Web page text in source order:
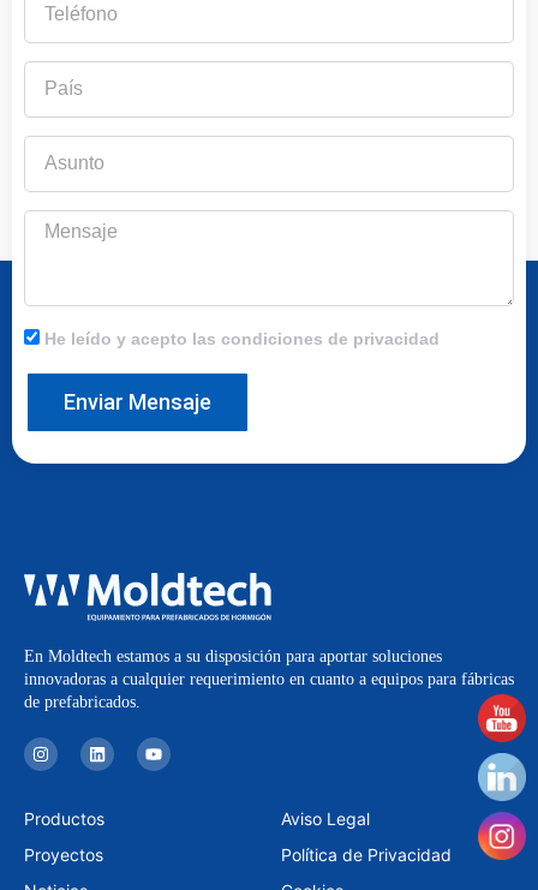
Mensaje
He leído y acepto las condiciones de privacidad
Enviar Mensaje
En Moldtech estamos a su disposición para aportar soluciones
innovadoras a cualquier requerimiento en cuanto a equipos para fábricas
de prefabricados.
I
n
s
a
g
a
L
i
n
e
d
n
Y
o
u
Productos
Proyectos
Aviso Legal
Política de Privacidad